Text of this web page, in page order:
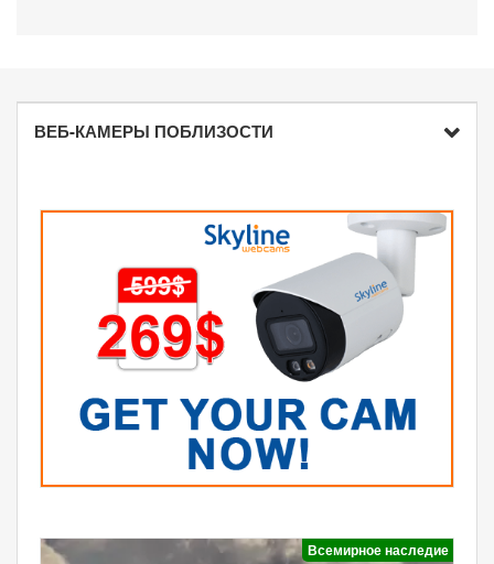
ВЕБ-КАМЕРЫ ПОБЛИЗОСТИ
Всемирное наследие